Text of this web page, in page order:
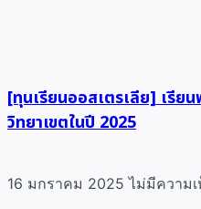
[ทุนเรียนออสเตรเลีย] เรีย
วิทยาเขตในปี 2025
16 มกราคม 2025ไม่มีความ